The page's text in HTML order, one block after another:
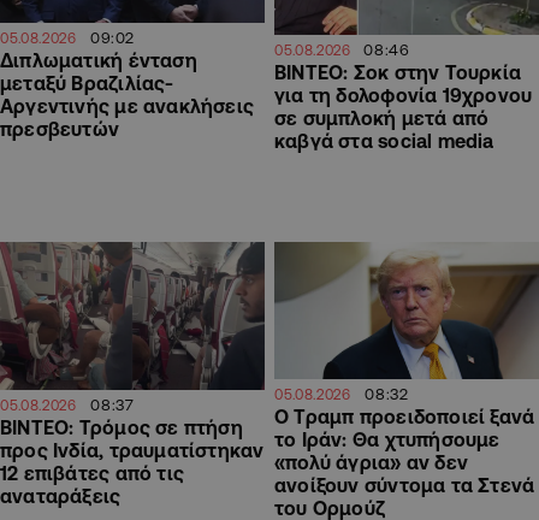
05.08.2026 09:02
Διπλωματική ένταση
μεταξύ Βραζιλίας-
Αργεντινής με ανακλήσεις
πρεσβευτών
05.08.2026 08:46
ΒΙΝΤΕΟ: Σοκ στην Τουρκία
για τη δολοφονία 19χρονου
σε συμπλοκή μετά από
καβγά στα social media
05.08.2026 08:37
ΒΙΝΤΕΟ: Τρόμος σε πτήση
προς Ινδία, τραυματίστηκαν
12 επιβάτες από τις
αναταράξεις
05.08.2026 08:32
O Τραμπ προειδοποιεί ξανά
το Ιράν: Θα χτυπήσουμε
«πολύ άγρια» αν δεν
ανοίξουν σύντομα τα Στενά
του Ορμούζ